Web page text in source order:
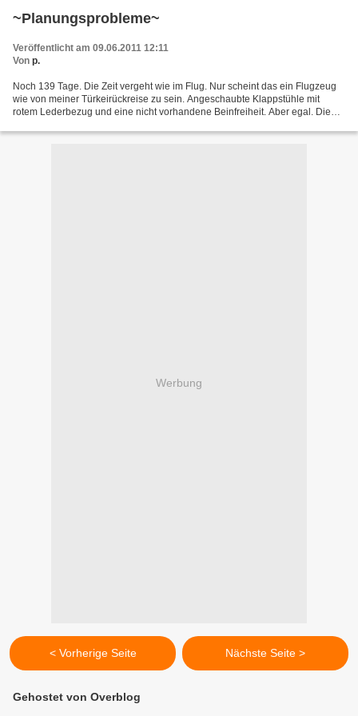
~Planungsprobleme~
Veröffentlicht am 09.06.2011 12:11
Von p.
Noch 139 Tage. Die Zeit vergeht wie im Flug. Nur scheint das ein Flugzeug
wie von meiner Türkeirückreise zu sein. Angeschaubte Klappstühle mit
rotem Lederbezug und eine nicht vorhandene Beinfreiheit. Aber egal. Die
Werbung
< Vorherige Seite Nächste Seite >
Gehostet von Overblog